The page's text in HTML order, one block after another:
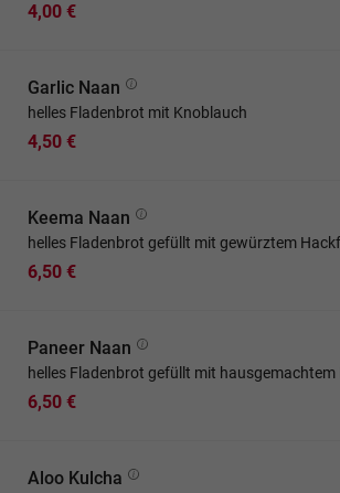
4,00 €
Garlic Naan
helles Fladenbrot mit Knoblauch
4,50 €
Keema Naan
helles Fladenbrot gefüllt mit gewürztem
6,50 €
Paneer Naan
helles Fladenbrot gefüllt mit hausgemachtem
6,50 €
Aloo Kulcha